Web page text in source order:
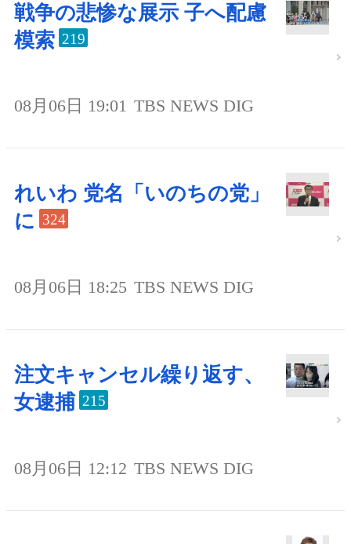
戦争の悲惨な展示 子へ配慮
模索 219
08月06日 19:01 TBS NEWS DIG
れいわ 党名「いのちの党」
に 324
08月06日 18:25 TBS NEWS DIG
注文キャンセル繰り返す、
女逮捕 215
08月06日 12:12 TBS NEWS DIG